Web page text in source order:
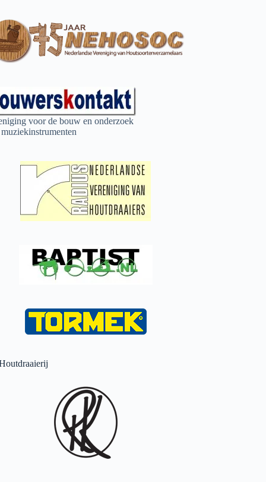
voor de bouw en onderzoek